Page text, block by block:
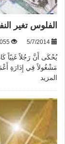
الفلوس تغير
3055
يُحْكَى أَنَّ رَجُلاً غَنِيّاً
مَشْغُولاً فِي إِدَارَةِ
المزيد